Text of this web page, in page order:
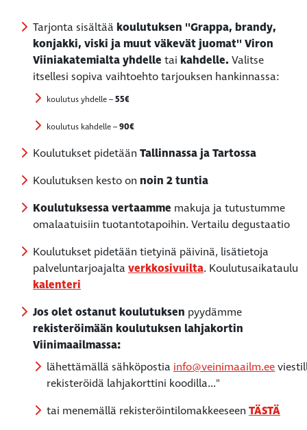
Tarjonta sisältää koulutuksen ''Grappa, brandy,
konjakki, viski ja muut väkevät juomat'' Viron
Viiniakatemialta yhdelle tai kahdelle. Valitse
itsellesi sopiva vaihtoehto tarjouksen hankinnassa:
koulutus yhdelle –55€
koulutus kahdelle –90€
Koulutukset pidetään Tallinnassa ja Tartossa
Koulutuksen kesto on noin 2 tuntia
Koulutuksessa vertaamme makuja ja tutustumme
omalaatuisiin tuotantotapoihin. Vertailu degustaatio
Koulutukset pidetään tietyinä päivinä, lisätietoja
palveluntarjoajalta verkkosivuilta. Koulutusaikataulu
kalenteri
Jos olet ostanut koulutuksen pyydämme
rekisteröimään koulutuksen lahjakortin
Viinimaailmassa:
lähettämällä sähköpostia info@veinimaailm.ee
rekisteröidä lahjakorttini koodilla..."
tai menemällä rekisteröintilomakkeeseen TÄSTÄ